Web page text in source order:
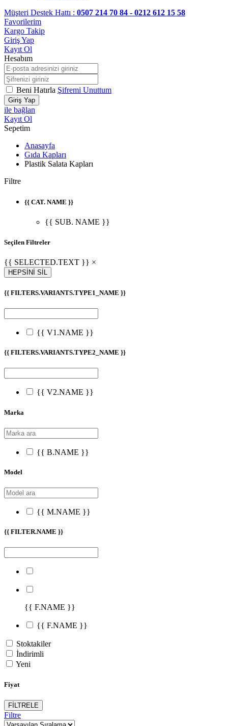
Müşteri Destek Hattı : 0507 214 70 84 - 0212 612 15 58
Favorilerim
Kargo Takip
Giriş Yap
Kayıt Ol
Hesabım
Beni Hatırla Şifremi Unuttum
Giriş Yap
ile bağlan
Kayıt Ol
Sepetim
Anasayfa
Gıda Kapları
Plastik Salata Kapları
Filtre
{{ CAT. NAME }}
{{ SUB. NAME }}
Seçilen Filtreler
{{ SELECTED.TEXT }} ×
HEPSİNİ SİL
{{ FILTERS.VARIANTS.TYPE1_NAME }}
{{ V1.NAME }}
{{ FILTERS.VARIANTS.TYPE2_NAME }}
{{ V2.NAME }}
Marka
{{ B.NAME }}
Model
{{ M.NAME }}
{{ FILTER.NAME }}
{{ F.NAME }}
{{ F.NAME }}
Stoktakiler
İndirimli
Yeni
Fiyat
FİLTRELE
Filtre